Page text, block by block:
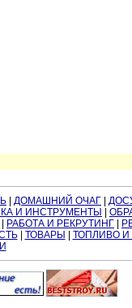
ДОМАШНИЙ ОЧАГ
И ИНСТРУМЕНТЫ
РАБОТА И РЕКРУТИНГ
| ТОВАРЫ ТОПЛИВО И